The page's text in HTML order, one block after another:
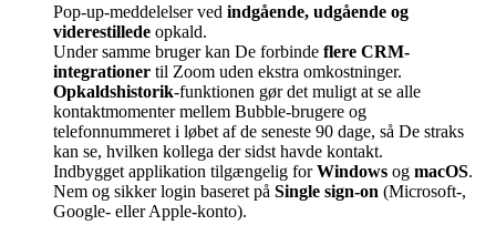
Pop-up-meddelelser ved indgående, udgående og
viderestillede opkald.
Under samme bruger kan De forbinde flere CRM-
integrationer til Zoom uden ekstra omkostninger.
Opkaldshistorik-funktionen gør det muligt at se alle
kontaktmomenter mellem Bubble-brugere og
telefonnummeret i løbet af de seneste 90 dage, så De straks
kan se, hvilken kollega der sidst havde kontakt.
Indbygget applikation tilgængelig forWindows og macOS.
Nem og sikker login baseret på Single sign-on (Microsoft-,
Google- eller Apple-konto).